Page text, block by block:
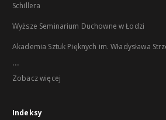
Schillera
Wyższe Seminarium Duchowne w Łodzi
Akademia Sztuk Pięknych im. Władysława
...
Zobacz więcej
Indeksy